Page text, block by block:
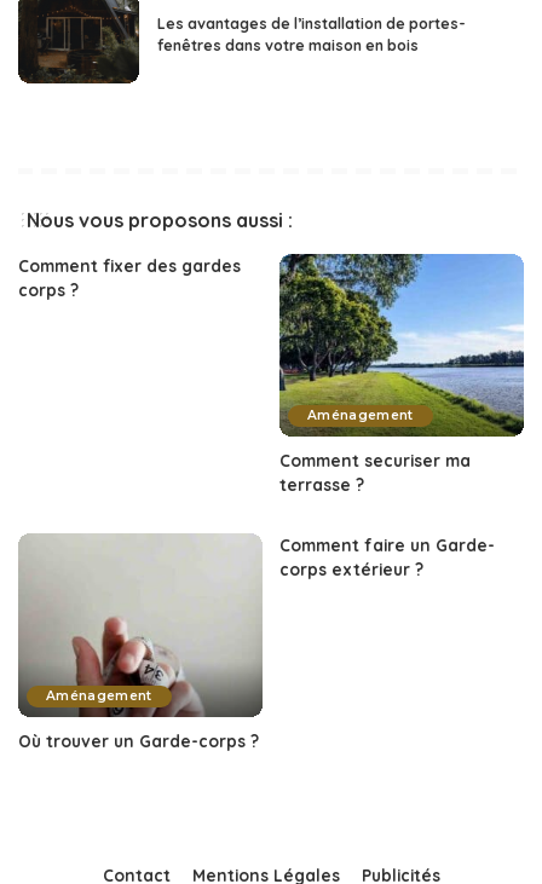
Les avantages de l’installation de portes-
fenêtres dans votre maison en bois
Nous vous proposons aussi :
Comment fixer des gardes
corps ?
Aménagement
Comment securiser ma
terrasse ?
Aménagement
Où trouver un Garde-corps ?
Comment faire un Garde-
corps extérieur ?
Contact Mentions Légales Publicités